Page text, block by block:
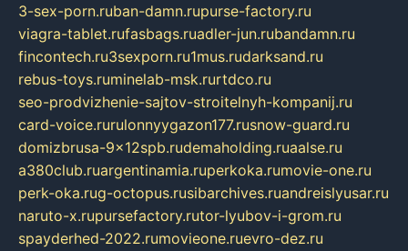
3-sex-porn.ruban-damn.rupurse-factory.ru
viagra-tablet.rufasbags.ruadler-jun.rubandamn.ru
fincontech.ru3sexporn.ru1mus.rudarksand.ru
rebus-toys.ruminelab-msk.rurtdco.ru
seo-prodvizhenie-sajtov-stroitelnyh-kompanij.ru
card-voice.rurulonnyygazon177.rusnow-guard.ru
domizbrusa-9x12spb.rudemaholding.ruaalse.ru
a380club.ruargentinamia.ruperkoka.rumovie-one.ru
perk-oka.rug-octopus.rusibarchives.ruandreislyusar.ru
naruto-x.rupursefactory.rutor-lyubov-i-grom.ru
spayderhed-2022.rumovieone.ruevro-dez.ru